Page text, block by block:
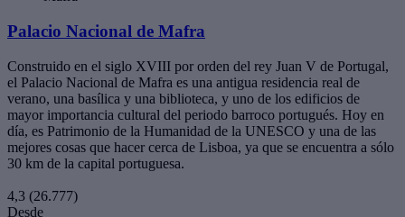
Palacio Nacional de Mafra
Construido en el siglo XVIII por orden del rey Juan V de Portugal,
el Palacio Nacional de Mafra es una antigua residencia real de
verano, una basílica y una biblioteca, y uno de los edificios de
mayor importancia cultural del periodo barroco portugués. Hoy en
día, es Patrimonio de la Humanidad de la UNESCO y una de las
mejores cosas que hacer cerca de Lisboa, ya que se encuentra a sólo
30 km de la capital portuguesa.
4,3 (26.777)
Desde